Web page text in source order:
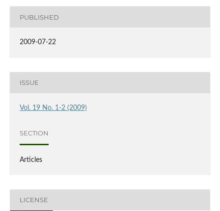
PUBLISHED
2009-07-22
ISSUE
Vol. 19 No. 1-2 (2009)
SECTION
Articles
LICENSE